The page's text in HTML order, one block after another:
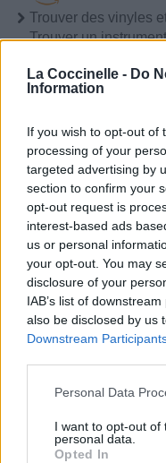
La Coccinelle - Do
Information
If you wish to opt-out of
processing of your
targeted advertising by
section to confirm your
opt-out request is
interest-based ads
us or personal
your opt-out. You may
disclosure of your
IAB’s list of
also be disclosed by us
Downstream
Personal Data
I want to opt-out of
personal data.
Opted In
Trouver des vinyles
Trouver un
Commentaires
Paroles + Traduction
Commentaires
Dire «merci» pour